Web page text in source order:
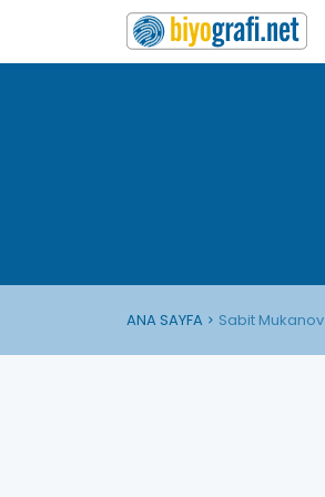
ANA SAYFA Sabit Mukanov